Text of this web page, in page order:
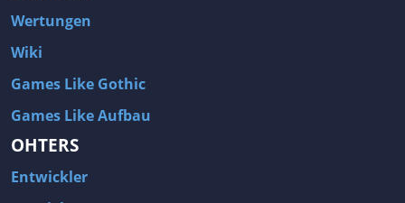
Wertungen
Wiki
Games Like Gothic
Games Like Aufbau
OHTERS
Entwickler